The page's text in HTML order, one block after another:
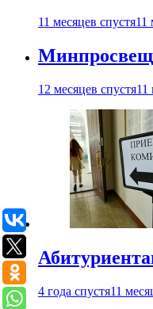
11 месяцев спустя11
12 месяцев спустя11
4 года спустя11